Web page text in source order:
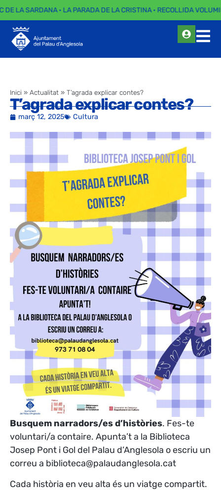
DE LA SARDANA · LA PARADA DE LA CRISTINA · RECOLLIDA
Inici » Actualitat » T’agrada explicar contes?
T’agrada explicar contes?
març 12, 2025 Cultura
Busquem narradors/es d’històries. Fes-te
voluntari/a contaire. Apunta’t a la Biblioteca
Josep Pont i Gol del Palau d’Anglesola o escriu un
correu a biblioteca@palaudanglesola.cat
Cada història en veu alta és un viatge compartit.